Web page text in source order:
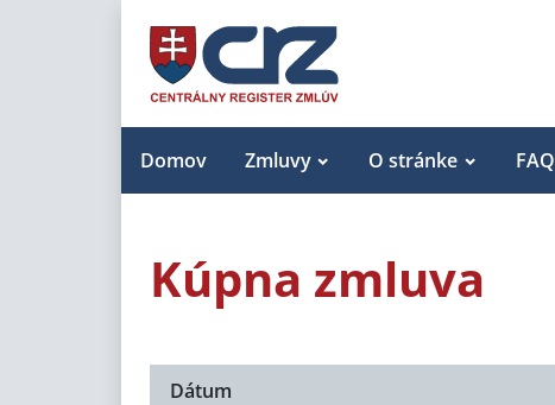
Domov Zmluvy O stránke FAQ
Kúpna zmluva
Dátum